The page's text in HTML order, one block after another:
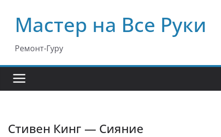
содержимому
Мастер на Все Руки
Ремонт-Гуру
Стивен Кинг — Сияние